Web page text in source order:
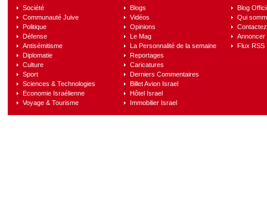
Société
Communauté Juive
Politique
Défense
Antisémitisme
Diplomatie
Culture
Sport
Sciences & Technologies
Economie Israélienne
Voyage & Tourisme
Blogs
Vidéos
Opinions
Le Mag
La Personnalité de la semaine
Reportages
Caricatures
Derniers Commentaires
Billet Avion Israel
Hôtel Israel
Immobilier Israel
Blog
Qui
Annoncer
Flux RSS